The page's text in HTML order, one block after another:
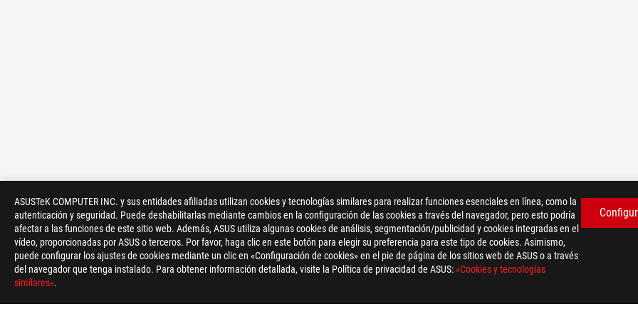
ASUSTeK COMPUTER INC. y sus entidades afiliadas utilizan cookies y tecnologías similares para realizar funciones esenciales en línea, como la
autenticación y seguridad. Puede deshabilitarlas mediante cambios en la configuración de las cookies a través del navegador, pero esto podría
afectar a las funciones de este sitio web. Además, ASUS utiliza algunas cookies de análisis, segmentación/publicidad y cookies integradas en el
vídeo, proporcionadas por ASUS o terceros. Por favor, haga clic en este botón para elegir su preferencia para este tipo de cookies. Asimismo,
puede configurar los ajustes de cookies mediante un clic en «Configuración de cookies» en el pie de página de los sitios web de ASUS o a través
del navegador que tenga instalado. Para obtener información detallada, visite la Política de privacidad de ASUS:«Cookies y tecnologías
similares».
> GAMING PLACAS BASE ROG STRIX